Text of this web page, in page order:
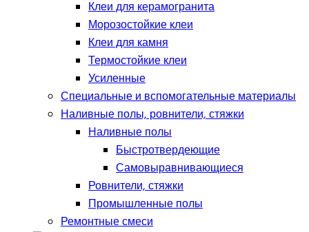
Клеи для керамогранита
Морозостойкие клеи
Клеи для камня
Термостойкие клеи
Усиленные
Специальные и вспомогательные материалы
Наливные полы, ровнители, стяжки
Наливные полы
Быстротвердеющие
Самовыравнивающиеся
Ровнители, стяжки
Промышленные полы
Ремонтные смеси